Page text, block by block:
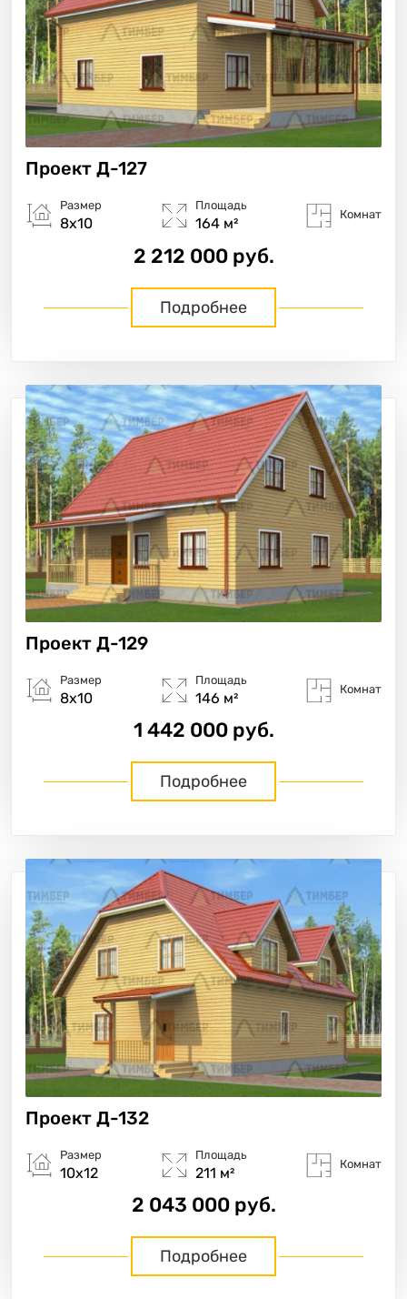
Проект Д-127
Размер
8х10
Площадь
164 м²
Комнат
2 212 000 руб.
Подробнее
Проект Д-129
Размер
8х10
Площадь
146 м²
Комнат
1 442 000 руб.
Подробнее
Проект Д-132
Размер
10х12
Площадь
211 м²
Комнат
2 043 000 руб.
Подробнее